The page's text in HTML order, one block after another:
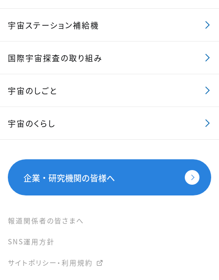
宇宙ステーション補給機
国際宇宙探査の取り組み
宇宙のしごと
宇宙のくらし
企業・研究機関の皆様へ
報道関係者の皆さまへ
SNS運用方針
サイトポリシー・利用規約